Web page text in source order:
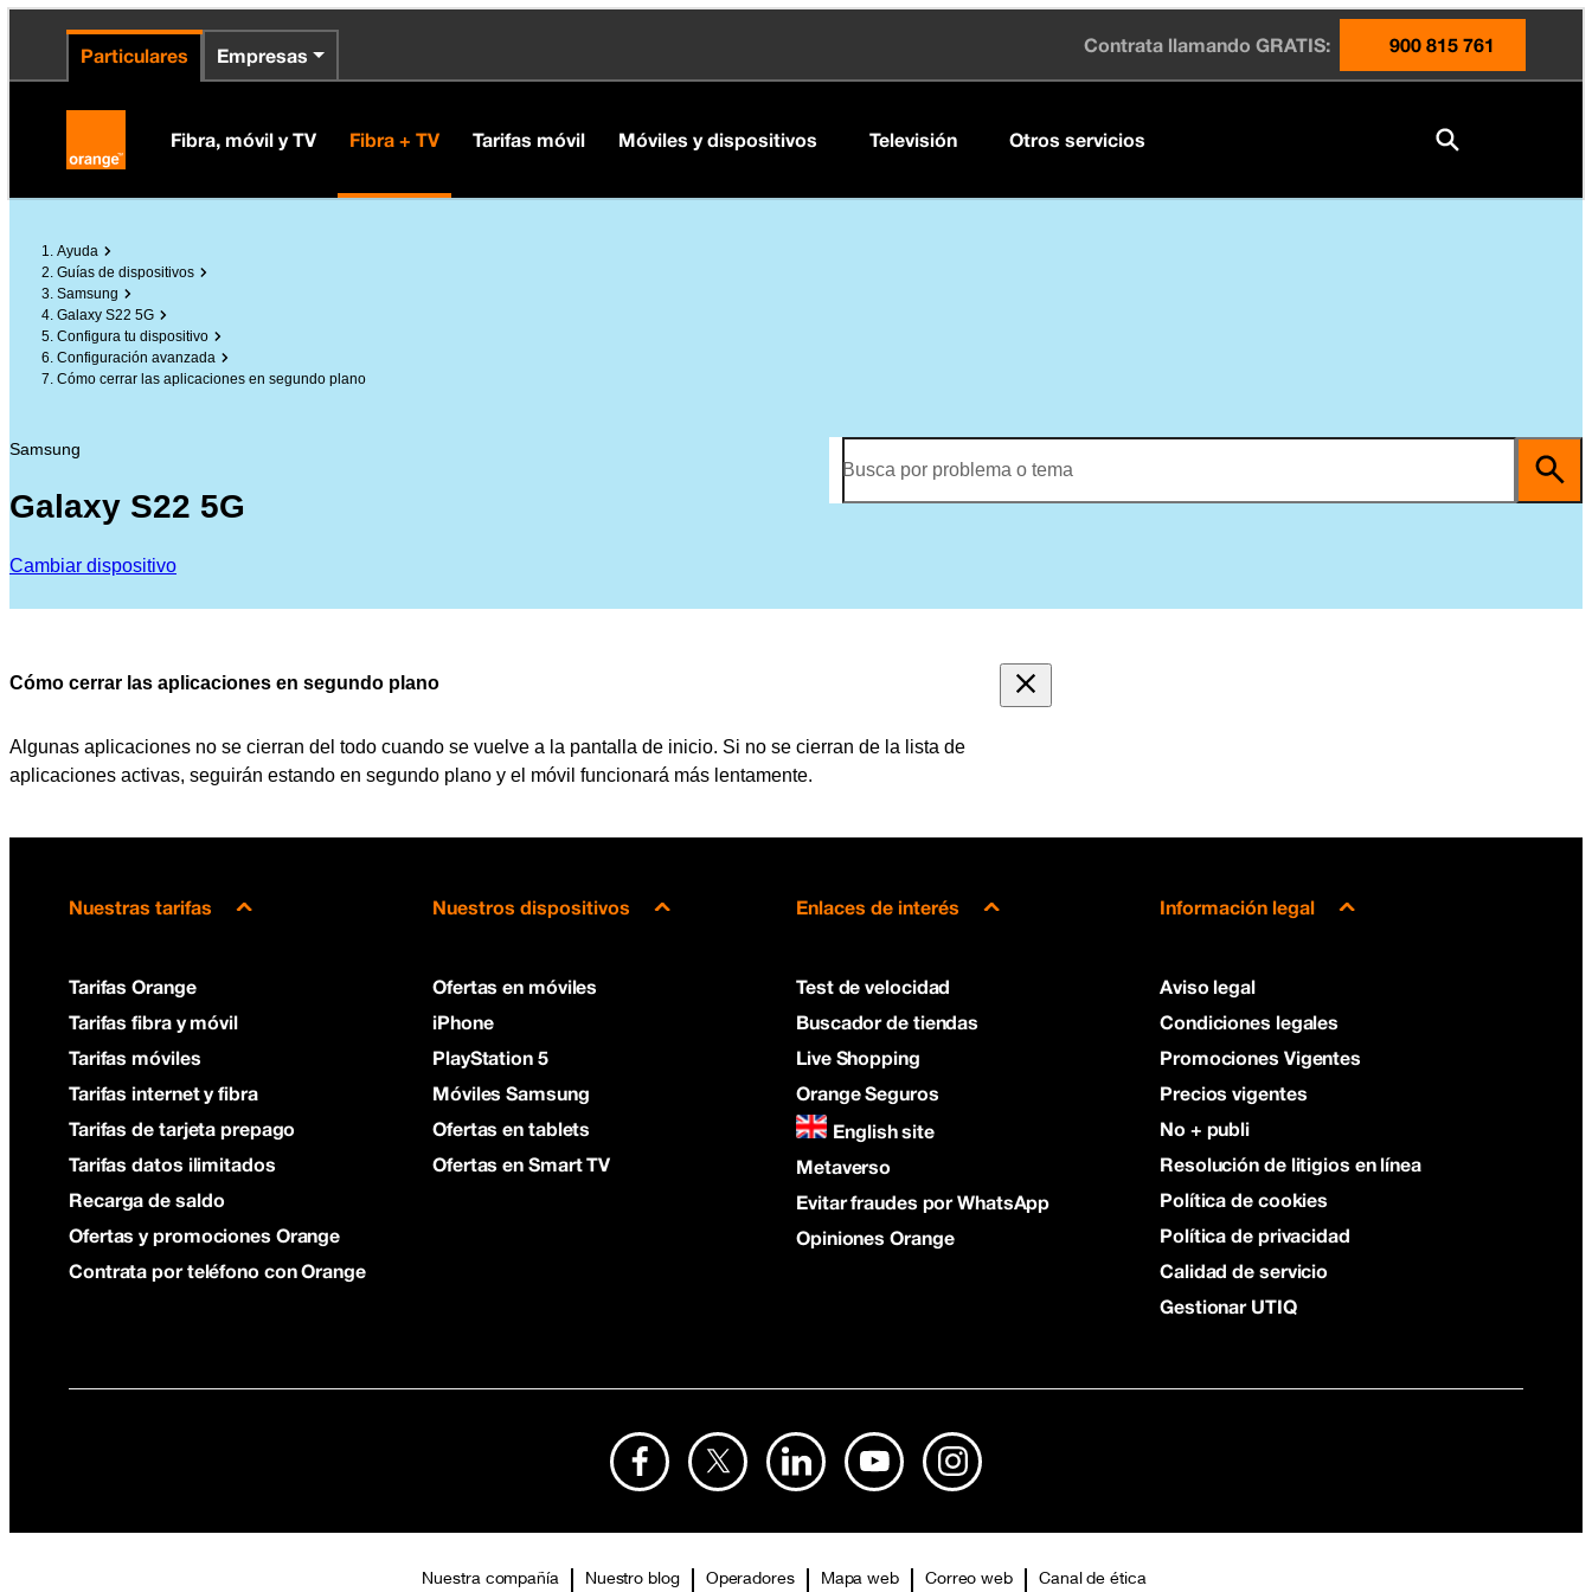
principal
la página
Particulares
Empresas Contrata llamando GRATIS: 900 815 761
Fibra, móvil y TV Fibra + TV Tarifas móvil Móviles y dispositivos Televisión Otros servicios
Ayuda
Guías de dispositivos
Samsung
Galaxy S22 5G
Configura tu dispositivo
Configuración avanzada
Cómo cerrar las aplicaciones en segundo plano
Samsung
Galaxy S22 5G
Cambiar dispositivo
Busca por problema o tema
Cómo cerrar las aplicaciones en segundo plano
Algunas aplicaciones no se cierran del todo cuando se vuelve a la pantalla de inicio. Si no se cierran de la lista de
aplicaciones activas, seguirán estando en segundo plano y el móvil funcionará más lentamente.
Nuestras tarifas
Tarifas Orange
Tarifas fibra y móvil
Tarifas móviles
Tarifas internet y fibra
Tarifas de tarjeta prepago
Tarifas datos ilimitados
Recarga de saldo
Ofertas y promociones Orange
Contrata por teléfono con Orange
Nuestros dispositivos
Ofertas en móviles
iPhone
PlayStation 5
Móviles Samsung
Ofertas en tablets
Ofertas en Smart TV
Enlaces de interés
Test de velocidad
Buscador de tiendas
Live Shopping
Orange Seguros
English site
Metaverso
Evitar fraudes por WhatsApp
Opiniones Orange
Información legal
Aviso legal
Condiciones legales
Promociones Vigentes
Precios vigentes
No + publi
Resolución de litigios en línea
Política de cookies
Política de privacidad
Calidad de servicio
Gestionar UTIQ
Nuestra compañía Nuestro blog Operadores Mapa web Correo web Canal de ética